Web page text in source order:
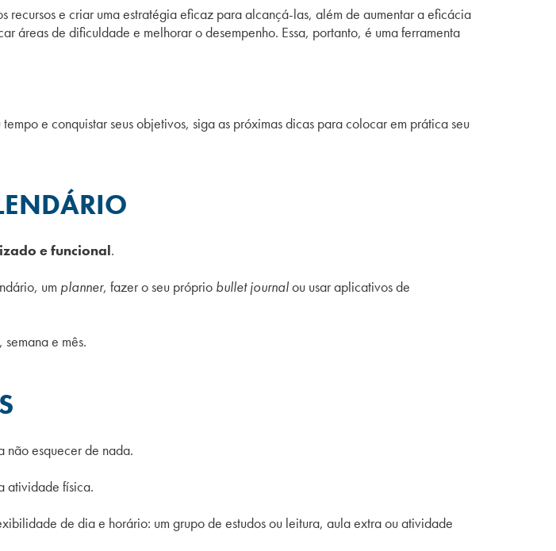
recursos e criar uma estratégia eficaz para alcançá-las, além de aumentar a eficácia
áreas de dificuldade e melhorar o desempenho. Essa, portanto, é uma ferramenta
e conquistar seus objetivos, siga as próximas dicas para colocar em prática seu
e funcional.
um planner, fazer o seu próprio bullet journalou usar aplicativos de
e mês.
não esquecer de nada.
atividade física.
de dia e horário: um grupo de estudos ou leitura, aula extra ou atividade